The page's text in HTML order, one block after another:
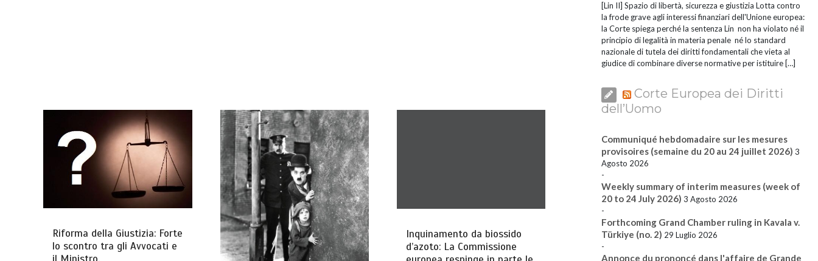
Riforma della Giustizia: Forte
lo scontro tra gli Avvocati e
Inquinamento da biossido
d’azoto: La Commissione
[Lin II] Spazio di libertà, sicurezza e giustizia Lotta contro
la frode grave agli interessi finanziari dell'Unione europea:
la Corte spiega perché la sentenza Lin non ha violato né il
principio di legalità in materia penale né lo standard
nazionale di tutela dei diritti fondamentali che vieta al
giudice di combinare diverse normative per istituire […]
Corte Europea dei Diritti
dell’Uomo
Communiqué hebdomadaire sur les mesures
provisoires (semaine du 20 au 24 juillet 2026) 3
Agosto 2026
-
Weekly summary of interim measures (week of
20 to 24 July 2026) 3 Agosto 2026
-
Forthcoming Grand Chamber ruling in Kavala v.
Türkiye (no. 2) 29 Luglio 2026
-
Annonce du prononcé dans l'affaire de Grande